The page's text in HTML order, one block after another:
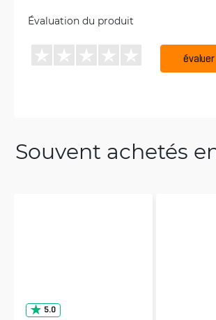
Évaluation du produit
Souvent achetés
5.0